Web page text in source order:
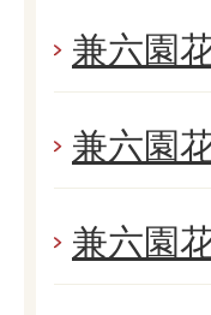
兼六園
兼六園
兼六園